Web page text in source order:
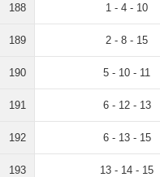
188 1 - 4 - 10
189 2 - 8 - 15
190 5 - 10 - 11
191 6 - 12 - 13
192 6 - 13 - 15
193 13 - 14 - 15